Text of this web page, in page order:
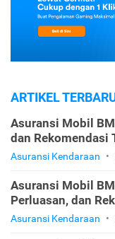
ARTIKEL
Asuransi Mobil
dan Rekomendasi
Asuransi Kendaraan •
Asuransi Mobil
Perluasan, dan
Asuransi Kendaraan •